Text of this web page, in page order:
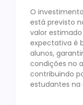
O
está previsto
valor estimado
expectativa é
alunos,
condições no
contribuindo
estudantes na